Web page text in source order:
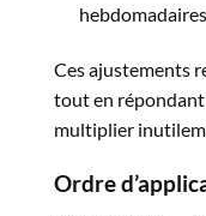
Ces ajustements
tout en répondant
multiplier
Ordre